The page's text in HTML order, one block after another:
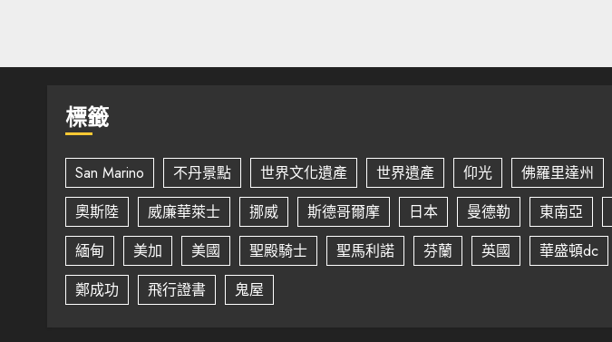
標籤
San Marino 不丹景點 世界文化遺產 世界遺產 仰光 佛羅里達州
奧斯陸
威廉華萊士 挪威 斯德哥爾摩 日本 曼德勒 東南亞
緬甸
美加 美國 聖殿騎士 聖馬利諾 芬蘭 英國 華盛頓dc
鄭成功
飛行證書 鬼屋